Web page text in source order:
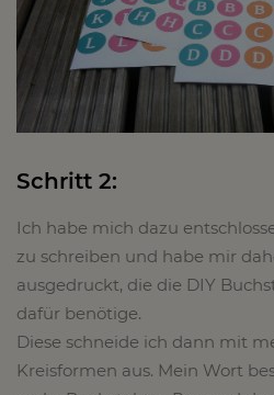
Schritt 2:
Ich habe mich dazu
zu schreiben und habe mir
ausgedruckt, die die DIY
dafür benötige.
Diese schneide ich dann mit
Kreisformen aus. Mein Wort